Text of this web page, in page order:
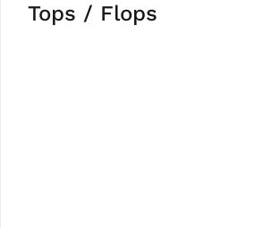
Tops / Flops